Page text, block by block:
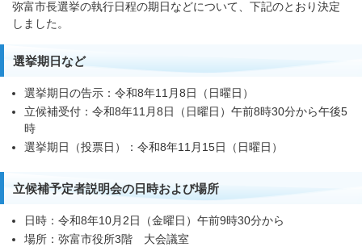
弥富市長選挙の執行日程の期日などについて、下記のとおり決定
しました。
選挙期日など
選挙期日の告示：令和8年11月8日（日曜日）
立候補受付：令和8年11月8日（日曜日）午前8時30分から午後5
時
選挙期日（投票日）：令和8年11月15日（日曜日）
立候補予定者説明会の日時および場所
日時：令和8年10月2日（金曜日）午前9時30分から
場所：弥富市役所3階 大会議室